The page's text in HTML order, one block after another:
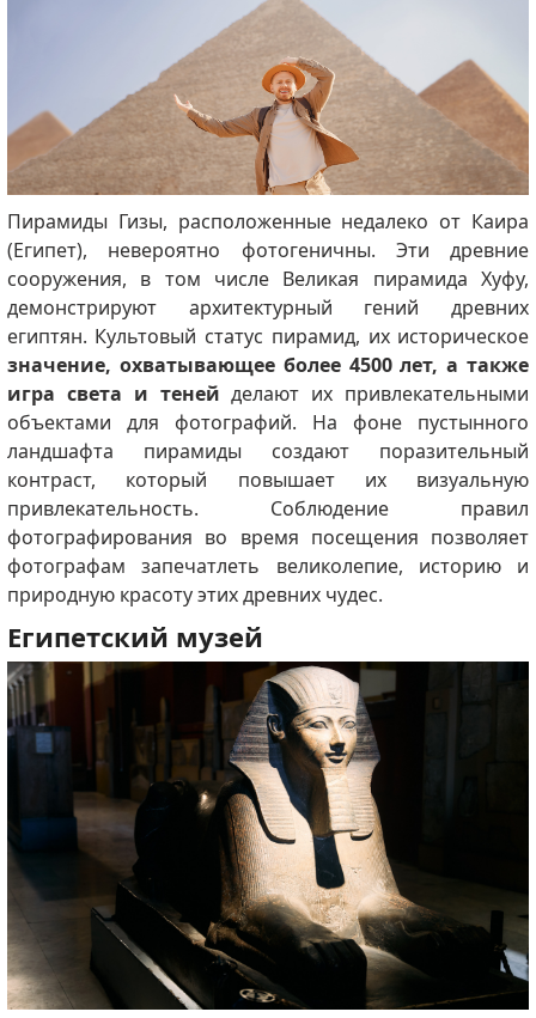
Пирамиды Гизы, расположенные недалеко от Каира
(Египет), невероятно фотогеничны. Эти древние
сооружения, в том числе Великая пирамида Хуфу,
демонстрируют архитектурный гений древних
египтян. Культовый статус пирамид, их историческое
значение, охватывающее более 4500 лет, а также
игра света и теней делают их привлекательными
объектами для фотографий. На фоне пустынного
ландшафта пирамиды создают поразительный
контраст, который повышает их визуальную
привлекательность. Соблюдение правил
фотографирования во время посещения позволяет
фотографам запечатлеть великолепие, историю и
природную красоту этих древних чудес.
Египетский музей